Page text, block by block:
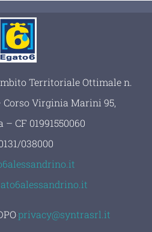
Territoriale Ottimale n.
Corso Virginia Marini 95,
CF 01991550060
038000
:privacy@syntrasrl.it